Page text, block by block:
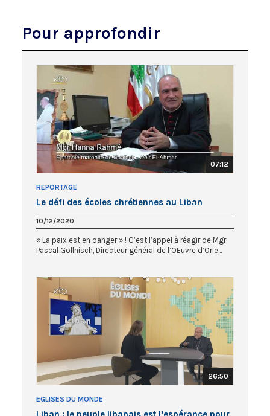
Pour approfondir
07:12
REPORTAGE
Le défi des écoles chrétiennes au Liban
10/12/2020
« La paix est en danger » ! C’est l’appel à réagir de Mgr
Pascal Gollnisch, Directeur général de l’OEuvre d’Orie...
26:50
EGLISES DU MONDE